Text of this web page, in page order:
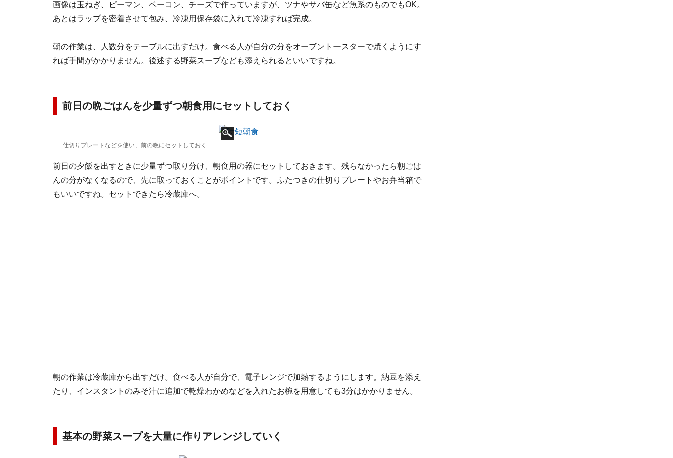
画像は玉ねぎ、ピーマン、ベーコン、チーズで作っていますが、ツナやサバ缶など魚系のものでもOK。
あとはラップを密着させて包み、冷凍用保存袋に入れて冷凍すれば完成。
朝の作業は、人数分をテーブルに出すだけ。食べる人が自分の分をオーブントースターで焼くようにす
れば手間がかかりません。後述する野菜スープなども添えられるといいですね。
前日の晩ごはんを少量ずつ朝食用にセットしておく
仕切りプレートなどを使い、前の晩にセットしておく
前日の夕飯を出すときに少量ずつ取り分け、朝食用の器にセットしておきます。残らなかったら朝ごは
んの分がなくなるので、先に取っておくことがポイントです。ふたつきの仕切りプレートやお弁当箱で
もいいですね。セットできたら冷蔵庫へ。
朝の作業は冷蔵庫から出すだけ。食べる人が自分で、電子レンジで加熱するようにします。納豆を添え
たり、インスタントのみそ汁に追加で乾燥わかめなどを入れたお椀を用意しても3分はかかりません。
基本の野菜スープを大量に作りアレンジしていく